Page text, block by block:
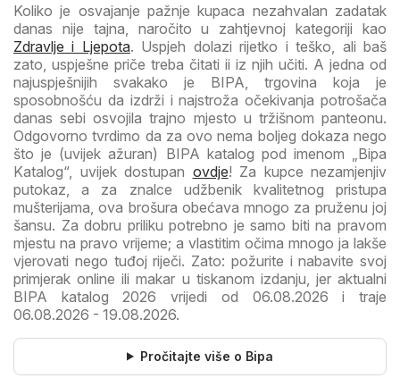
Koliko je osvajanje pažnje kupaca nezahvalan zadatak
danas nije tajna, naročito u zahtjevnoj kategoriji kao
Zdravlje i Ljepota. Uspjeh dolazi rijetko i teško, ali baš
zato, uspješne priče treba čitati ii iz njih učiti. A jedna od
najuspješnijih svakako je BIPA, trgovina koja je
sposobnošću da izdrži i najstroža očekivanja potrošača
danas sebi osvojila trajno mjesto u tržišnom panteonu.
Odgovorno tvrdimo da za ovo nema boljeg dokaza nego
što je (uvijek ažuran) BIPA katalog pod imenom „Bipa
Katalog“, uvijek dostupan ovdje! Za kupce nezamjenjiv
putokaz, a za znalce udžbenik kvalitetnog pristupa
mušterijama, ova brošura obećava mnogo za pruženu joj
šansu. Za dobru priliku potrebno je samo biti na pravom
mjestu na pravo vrijeme; a vlastitim očima mnogo ja lakše
vjerovati nego tuđoj riječi. Zato: požurite i nabavite svoj
primjerak online ili makar u tiskanom izdanju, jer aktualni
BIPA katalog 2026 vrijedi od 06.08.2026 i traje
06.08.2026 - 19.08.2026.
Pročitajte više o Bipa